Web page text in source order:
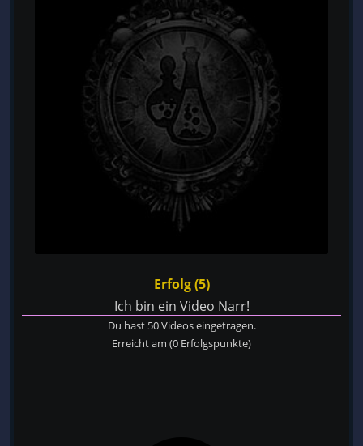
Erfolg (5)
Ich bin ein Video Narr!
Du hast 50 Videos eingetragen.
Erreicht am (0 Erfolgspunkte)